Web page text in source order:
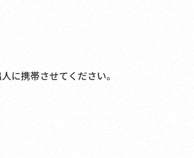
携帯させてください。